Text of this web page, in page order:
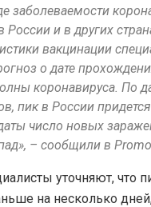
заболеваемости
России и в других
вакцинации
о дате
коронавируса. По
пик в России
число новых
– сообщили в
уточняют, что
на несколько